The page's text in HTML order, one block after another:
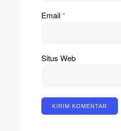
Email*
Situs Web